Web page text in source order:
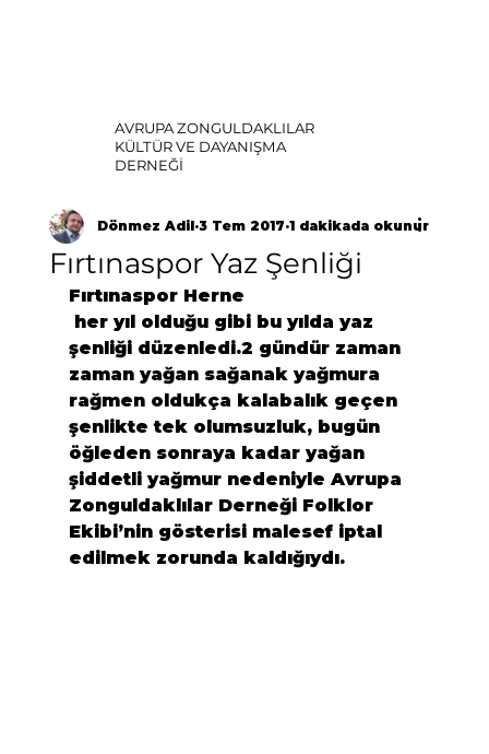
AVRUPA ZONGULDAKLILAR
KÜLTÜR VE DAYANIŞMA
DERNEĞİ
Fırtınaspor Yaz Şenliği
Dönmez Adil 3 Tem 2017 1 dakikada okunur
Fırtınaspor Herne
şenliği düzenledi.2 gündür zaman
zaman yağan sağanak yağmura
rağmen oldukça kalabalık geçen
şenlikte tek olumsuzluk, bugün
öğleden sonraya kadar yağan
şiddetli yağmur nedeniyle Avrupa
Zonguldaklılar Derneği Folklor
Ekibi’nin gösterisi malesef iptal
edilmek zorunda kaldığıydı.